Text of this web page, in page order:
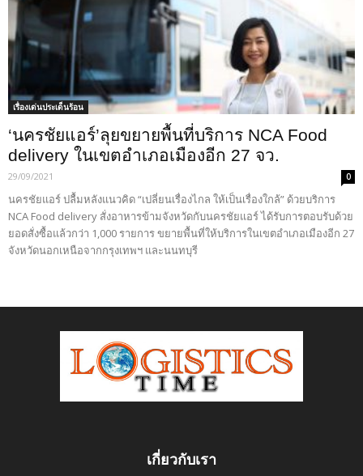
เรื่องเด่นประเด็นร้อน
‘นครชัยแอร์’ลุยขยายพื้นที่บริการ NCA Food
delivery ในเขตอำเภอเมืองอีก 27 จว.
29/09/2021 0
นครชัยแอร์ ปลื้มหลังแนวคิด “เปลี่ยนเรื่องไกล ให้เป็นเรื่องใกล้” ด้วยบริการ
NCA Food delivery สั่งอาหารข้ามจังหวัดกับนครชัยแอร์ ได้รับการตอบรับด้วย
ยอดสั่งซื้อแล้วกว่า 1,000 รายการ ขยายพื้นที่ให้บริการในเขตอำเภอเมืองอีก 27
จังหวัดนอกเหนือจากกรุงเทพฯ และนนทบุรี
เกี่ยวกับเรา